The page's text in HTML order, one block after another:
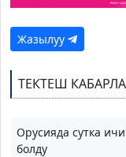
Жазылуу
ТЕКТЕШ
Орусияда сутка
болду